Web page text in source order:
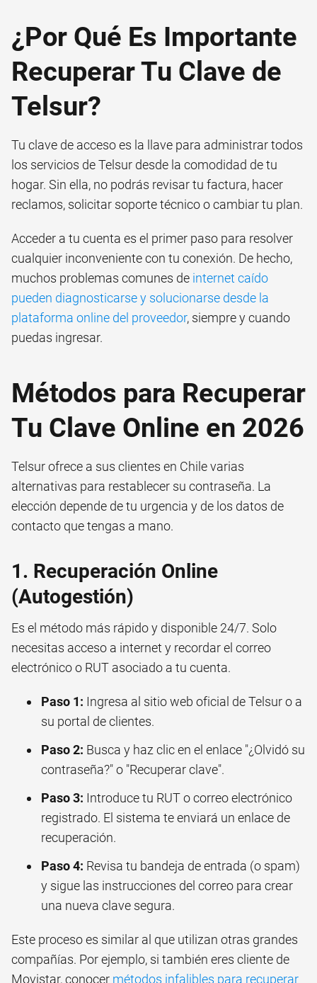
¿Por Qué Es Importante
Recuperar Tu Clave de
Telsur?
Tu clave de acceso es la llave para administrar todos
los servicios de Telsur desde la comodidad de tu
hogar. Sin ella, no podrás revisar tu factura, hacer
reclamos, solicitar soporte técnico o cambiar tu plan.
Acceder a tu cuenta es el primer paso para resolver
cualquier inconveniente con tu conexión. De hecho,
muchos problemas comunes de internet caído
pueden diagnosticarse y solucionarse desde la
plataforma online del proveedor, siempre y cuando
puedas ingresar.
Métodos para Recuperar
Tu Clave Online en 2026
Telsur ofrece a sus clientes en Chile varias
alternativas para restablecer su contraseña. La
elección depende de tu urgencia y de los datos de
contacto que tengas a mano.
1. Recuperación Online
(Autogestión)
Es el método más rápido y disponible 24/7. Solo
necesitas acceso a internet y recordar el correo
electrónico o RUT asociado a tu cuenta.
Paso 1: Ingresa al sitio web oficial de Telsur o a
su portal de clientes.
Paso 2: Busca y haz clic en el enlace "¿Olvidó su
contraseña?" o "Recuperar clave".
Paso 3: Introduce tu RUT o correo electrónico
registrado. El sistema te enviará un enlace de
recuperación.
Paso 4: Revisa tu bandeja de entrada (o spam)
y sigue las instrucciones del correo para crear
una nueva clave segura.
Este proceso es similar al que utilizan otras grandes
compañías. Por ejemplo, si también eres cliente de
Movistar, conocer métodos infalibles para recuperar